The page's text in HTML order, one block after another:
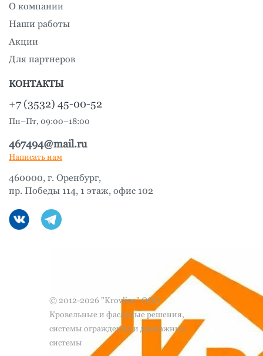
© 2012-2026 "Krovline" ООО
Кровельные и фасадные решения,
системы ограждения и дренажные
системы
О компании
Наши работы
Акции
Для партнеров
КОНТАКТЫ
+7 (3532) 45-00-52
Пн–Пт, 09:00–18:00
467494@mail.ru
Написать нам
460000, г. Оренбург,
пр. Победы 114, 1 этаж, офис 102